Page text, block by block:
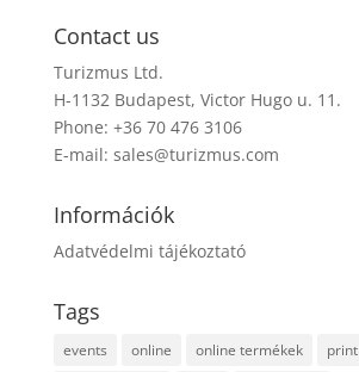
Contact us
Turizmus Ltd.
H-1132 Budapest, Victor Hugo u. 11.
Phone: +36 70 476 3106
E-mail: sales@turizmus.com
Információk
Adatvédelmi tájékoztató
Tags
events online online termékek print